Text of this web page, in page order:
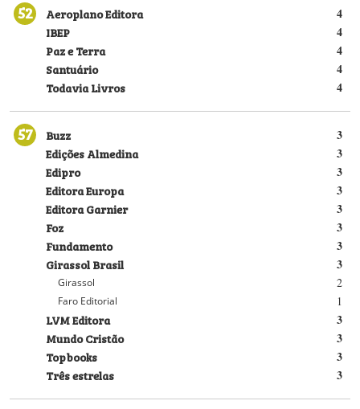
52 4
Aeroplano Editora
4
IBEP
4
Paz e Terra
4
Santuário
4
Todavia Livros
57 3
Buzz
3
Edições Almedina
3
Edipro
3
Editora Europa
3
Editora Garnier
3
Foz
3
Fundamento
3
Girassol Brasil
2
Girassol
1
Faro Editorial
3
LVM Editora
3
Mundo Cristão
3
Topbooks
3
Três estrelas